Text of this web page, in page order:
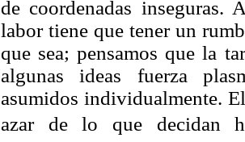
de coordenadas inseguras.
labor tiene que tener un
que sea; pensamos que la
algunas ideas fuerza
asumidos individualmente.
azar de lo que decidan